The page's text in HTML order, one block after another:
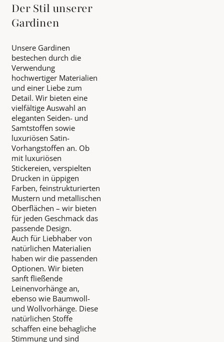
Der Stil unserer
Gardinen
Unsere Gardinen
bestechen durch die
Verwendung
hochwertiger Materialien
und einer Liebe zum
Detail. Wir bieten eine
vielfältige Auswahl an
eleganten Seiden- und
Samtstoffen sowie
luxuriösen Satin-
Vorhangstoffen an. Ob
mit luxuriösen
Stickereien, verspielten
Drucken in üppigen
Farben, feinstrukturierten
Mustern und metallischen
Oberflächen – wir bieten
für jeden Geschmack das
passende Design.
Auch für Liebhaber von
natürlichen Materialien
haben wir die passenden
Optionen. Wir bieten
sanft fließende
Leinenvorhänge an,
ebenso wie Baumwoll-
und Wollvorhänge. Diese
natürlichen Stoffe
schaffen eine behagliche
Stimmung und sind